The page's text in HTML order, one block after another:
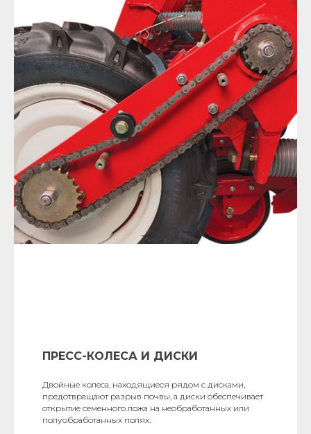
ПРЕСС-КОЛЕСА И ДИСКИ
Двойные колеса, находящиеся рядом с дисками,
предотвращают разрыв почвы, а диски обеспечивает
открытие семенного ложа на необработанных или
полуобработанных полях.